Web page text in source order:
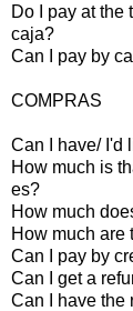
Do I pay at the
caja?
Can I pay by
COMPRAS
Can I have/ I'd
How much is
es?
How much
How much are
Can I pay by
Can I get a
Can I have the